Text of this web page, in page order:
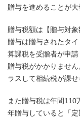
贈与を進めることが大
贈与税額は【贈与対
贈与は贈与されたタ
算課税を受贈者が申
贈与税がかかりませ
ラスして相続税が課せ
また贈与税は年間110
年贈与していると「定